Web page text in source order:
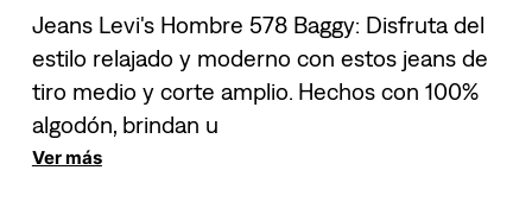
Jeans Levi's Hombre 578 Baggy: Disfruta del
estilo relajado y moderno con estos jeans de
tiro medio y corte amplio. Hechos con 100%
algodón, brindan u
Ver más